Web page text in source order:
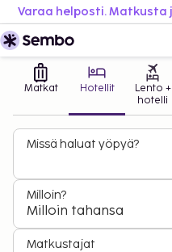
Matkat Hotellit
Lento +
hotelli
Missä haluat yöpyä?
Milloin?
Milloin tahansa
Matkustajat